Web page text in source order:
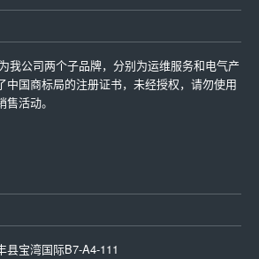
我公司两个子品牌，分别为运维服务和电气产
中国商标局的注册证书，未经授权，请勿使用
活动。
县宝湾国际B7-A4-111